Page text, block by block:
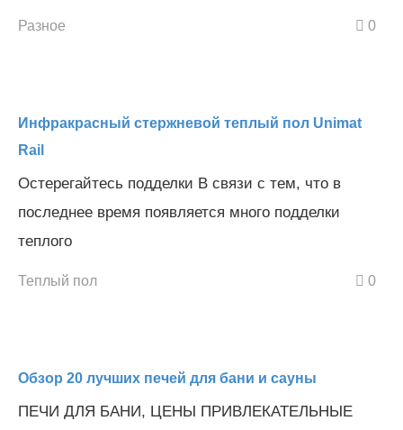
Разное 0
Инфракрасный стержневой теплый пол Unimat
Rail
Остерегайтесь подделки В связи с тем, что в
последнее время появляется много подделки
теплого
Теплый пол 0
Обзор 20 лучших печей для бани и сауны
ПЕЧИ ДЛЯ БАНИ, ЦЕНЫ ПРИВЛЕКАТЕЛЬНЫЕ